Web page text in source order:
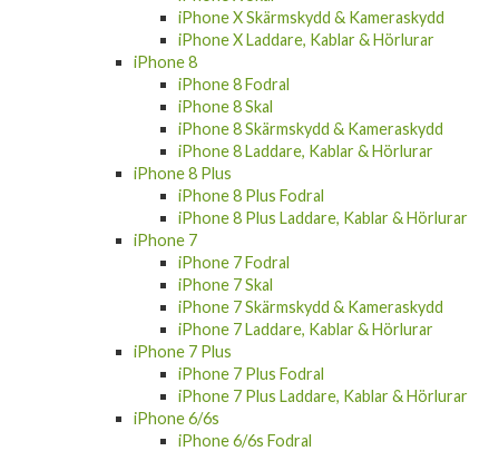
iPhone X Skärmskydd & Kameraskydd
iPhone X Laddare, Kablar & Hörlurar
iPhone 8
iPhone 8 Fodral
iPhone 8 Skal
iPhone 8 Skärmskydd & Kameraskydd
iPhone 8 Laddare, Kablar & Hörlurar
iPhone 8 Plus
iPhone 8 Plus Fodral
iPhone 8 Plus Laddare, Kablar & Hörlurar
iPhone 7
iPhone 7 Fodral
iPhone 7 Skal
iPhone 7 Skärmskydd & Kameraskydd
iPhone 7 Laddare, Kablar & Hörlurar
iPhone 7 Plus
iPhone 7 Plus Fodral
iPhone 7 Plus Laddare, Kablar & Hörlurar
iPhone 6/6s
iPhone 6/6s Fodral